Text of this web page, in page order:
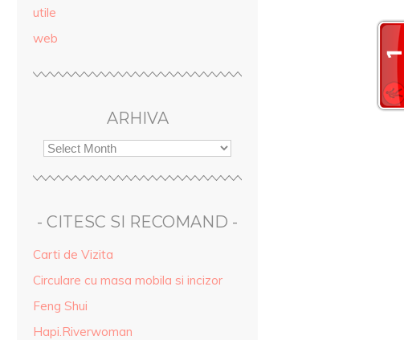
utile
web
ARHIVA
- CITESC SI RECOMAND -
Carti de Vizita
Circulare cu masa mobila si incizor
Feng Shui
Hapi.Riverwoman